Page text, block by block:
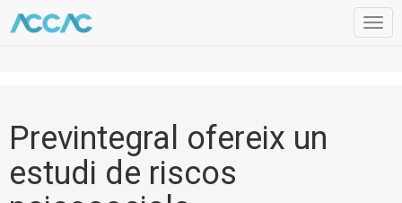
Previntegral ofereix un
estudi de riscos